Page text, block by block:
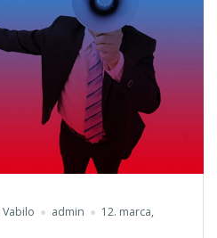
Vabilo admin
12. marca,